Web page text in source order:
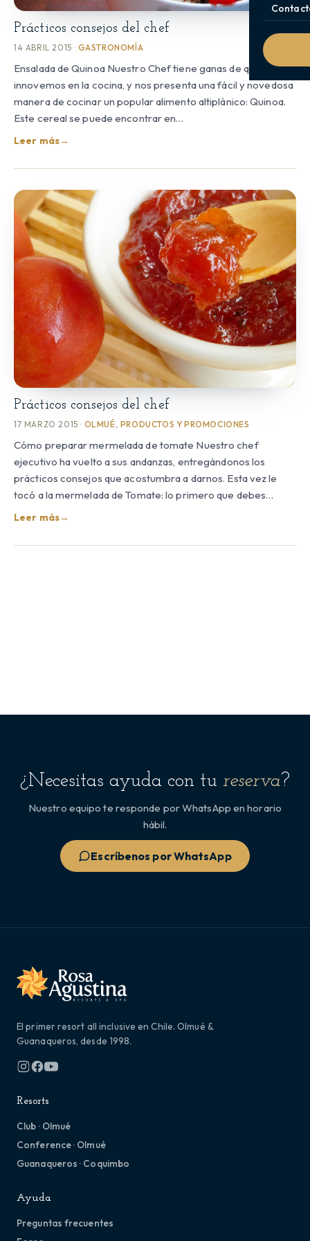
Prácticos consejos del chef
14 ABRIL 2015 · GASTRONOMÍA
Ensalada de Quinoa Nuestro Chef tiene ganas de que
innovemos en la cocina, y nos presenta una fácil y novedosa
manera de cocinar un popular alimento altiplánico: Quinoa.
Este cereal se puede encontrar en…
Leer más→
Prácticos consejos del chef
17 MARZO 2015 · OLMUÉ PRODUCTOS Y PROMOCIONES
Cómo preparar mermelada de tomate Nuestro chef
ejecutivo ha vuelto a sus andanzas, entregándonos los
prácticos consejos que acostumbra a darnos. Esta vez le
tocó a la mermelada de Tomate: lo primero que debes…
Leer más→
¿Necesitas ayuda con tu reserva?
Nuestro equipo te responde por WhatsApp en horario
hábil.
Escríbenos por WhatsApp
El primer resort all inclusive en Chile. Olmué &
Guanaqueros, desde 1998.
Resorts
Club · Olmué
Conference · Olmué
Guanaqueros · Coquimbo
Ayuda
Preguntas frecuentes